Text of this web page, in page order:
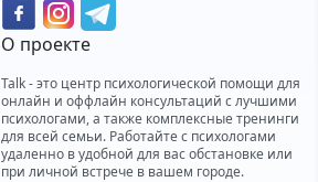
О проекте
Talk - это центр психологической помощи для
онлайн и оффлайн консультаций с лучшими
психологами, а также комплексные тренинги
для всей семьи. Работайте с психологами
удаленно в удобной для вас обстановке или
при личной встрече в вашем городе.